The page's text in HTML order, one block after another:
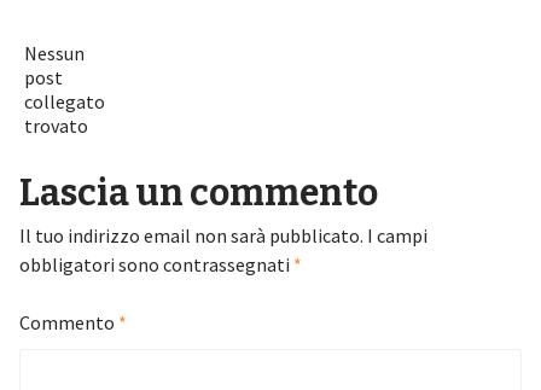
Nessun
post
collegato
trovato
Lascia un commento
Il tuo indirizzo email non sarà pubblicato. I campi
obbligatori sono contrassegnati *
Commento *